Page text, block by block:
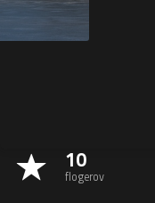
10
flogerov